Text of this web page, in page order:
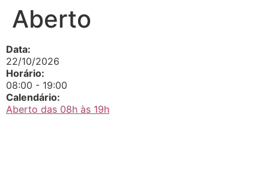
Aberto
Data:
22/10/2026
Horário:
08:00 - 19:00
Calendário:
Aberto das 08h às 19h